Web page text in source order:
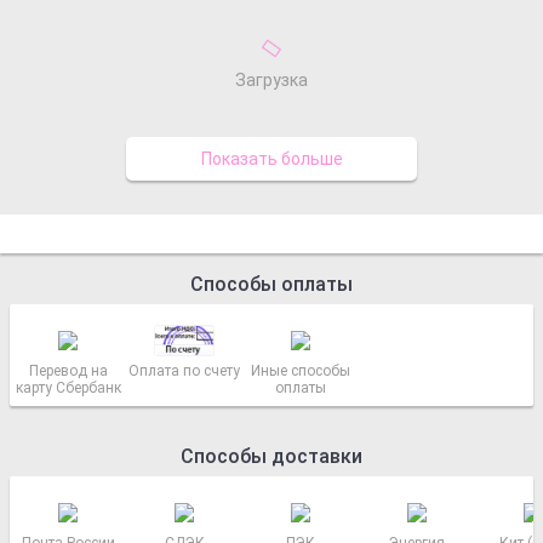
Загрузка
Показать больше
Способы оплаты
Перевод на
карту Сбербанк
Оплата по счету
Иные способы
оплаты
Способы доставки